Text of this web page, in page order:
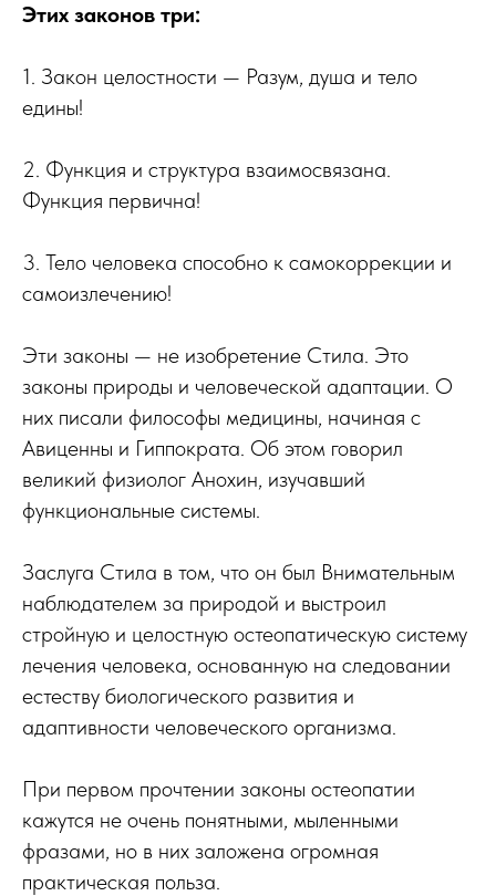
Этих законов три:
1. Закон целостности — Разум, душа и тело
едины!
2. Функция и структура взаимосвязана.
Функция первична!
3. Тело человека способно к самокоррекции и
самоизлечению!
Эти законы — не изобретение Стила. Это
законы природы и человеческой адаптации. О
них писали философы медицины, начиная с
Авиценны и Гиппократа. Об этом говорил
великий физиолог Анохин, изучавший
функциональные системы.
Заслуга Стила в том, что он был Внимательным
наблюдателем за природой и выстроил
стройную и целостную остеопатическую систему
лечения человека, основанную на следовании
естеству биологического развития и
адаптивности человеческого организма.
При первом прочтении законы остеопатии
кажутся не очень понятными, мыленными
фразами, но в них заложена огромная
практическая польза.